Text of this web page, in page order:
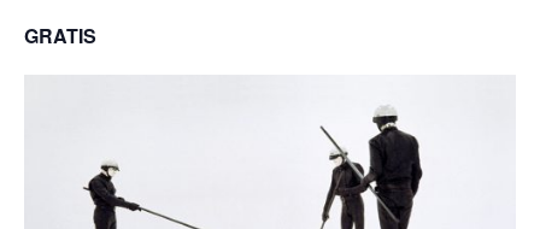
GRATIS